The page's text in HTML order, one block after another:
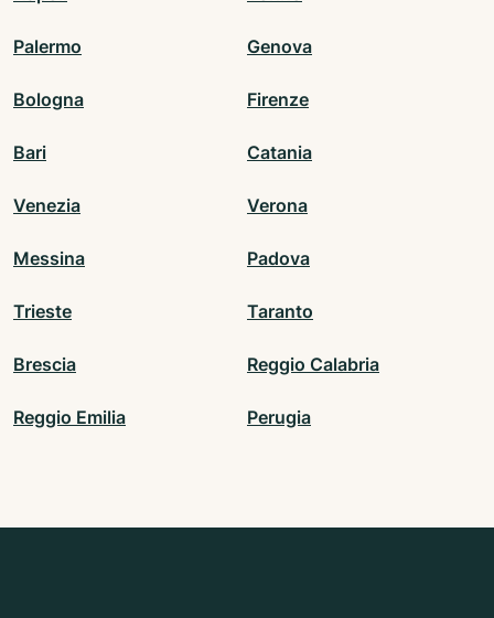
Palermo Genova
Bologna Firenze
Bari Catania
Venezia Verona
Messina Padova
Trieste Taranto
Brescia Reggio Calabria
Reggio Emilia Perugia